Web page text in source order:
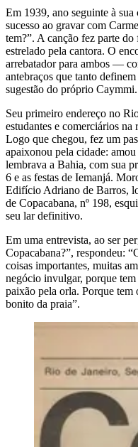
Em 1939, ano seguinte à
sucesso ao gravar com
tem?”. A canção fez parte
estrelado pela cantora. O
arrebatador para ambos —
antebraços que tanto
sugestão do próprio Caymmi.
Seu primeiro endereço no
estudantes e comerciários na
Logo que chegou, fez um
apaixonou pela cidade:
lembrava a Bahia, com sua
6 e as festas de Iemanjá.
Edifício Adriano de Barros,
de Copacabana, nº 198,
seu lar definitivo.
Em uma entrevista, ao ser
Copacabana?”, respondeu:
coisas importantes, muitas
negócio invulgar, porque
paixão pela orla. Porque tem
bonito da praia”.